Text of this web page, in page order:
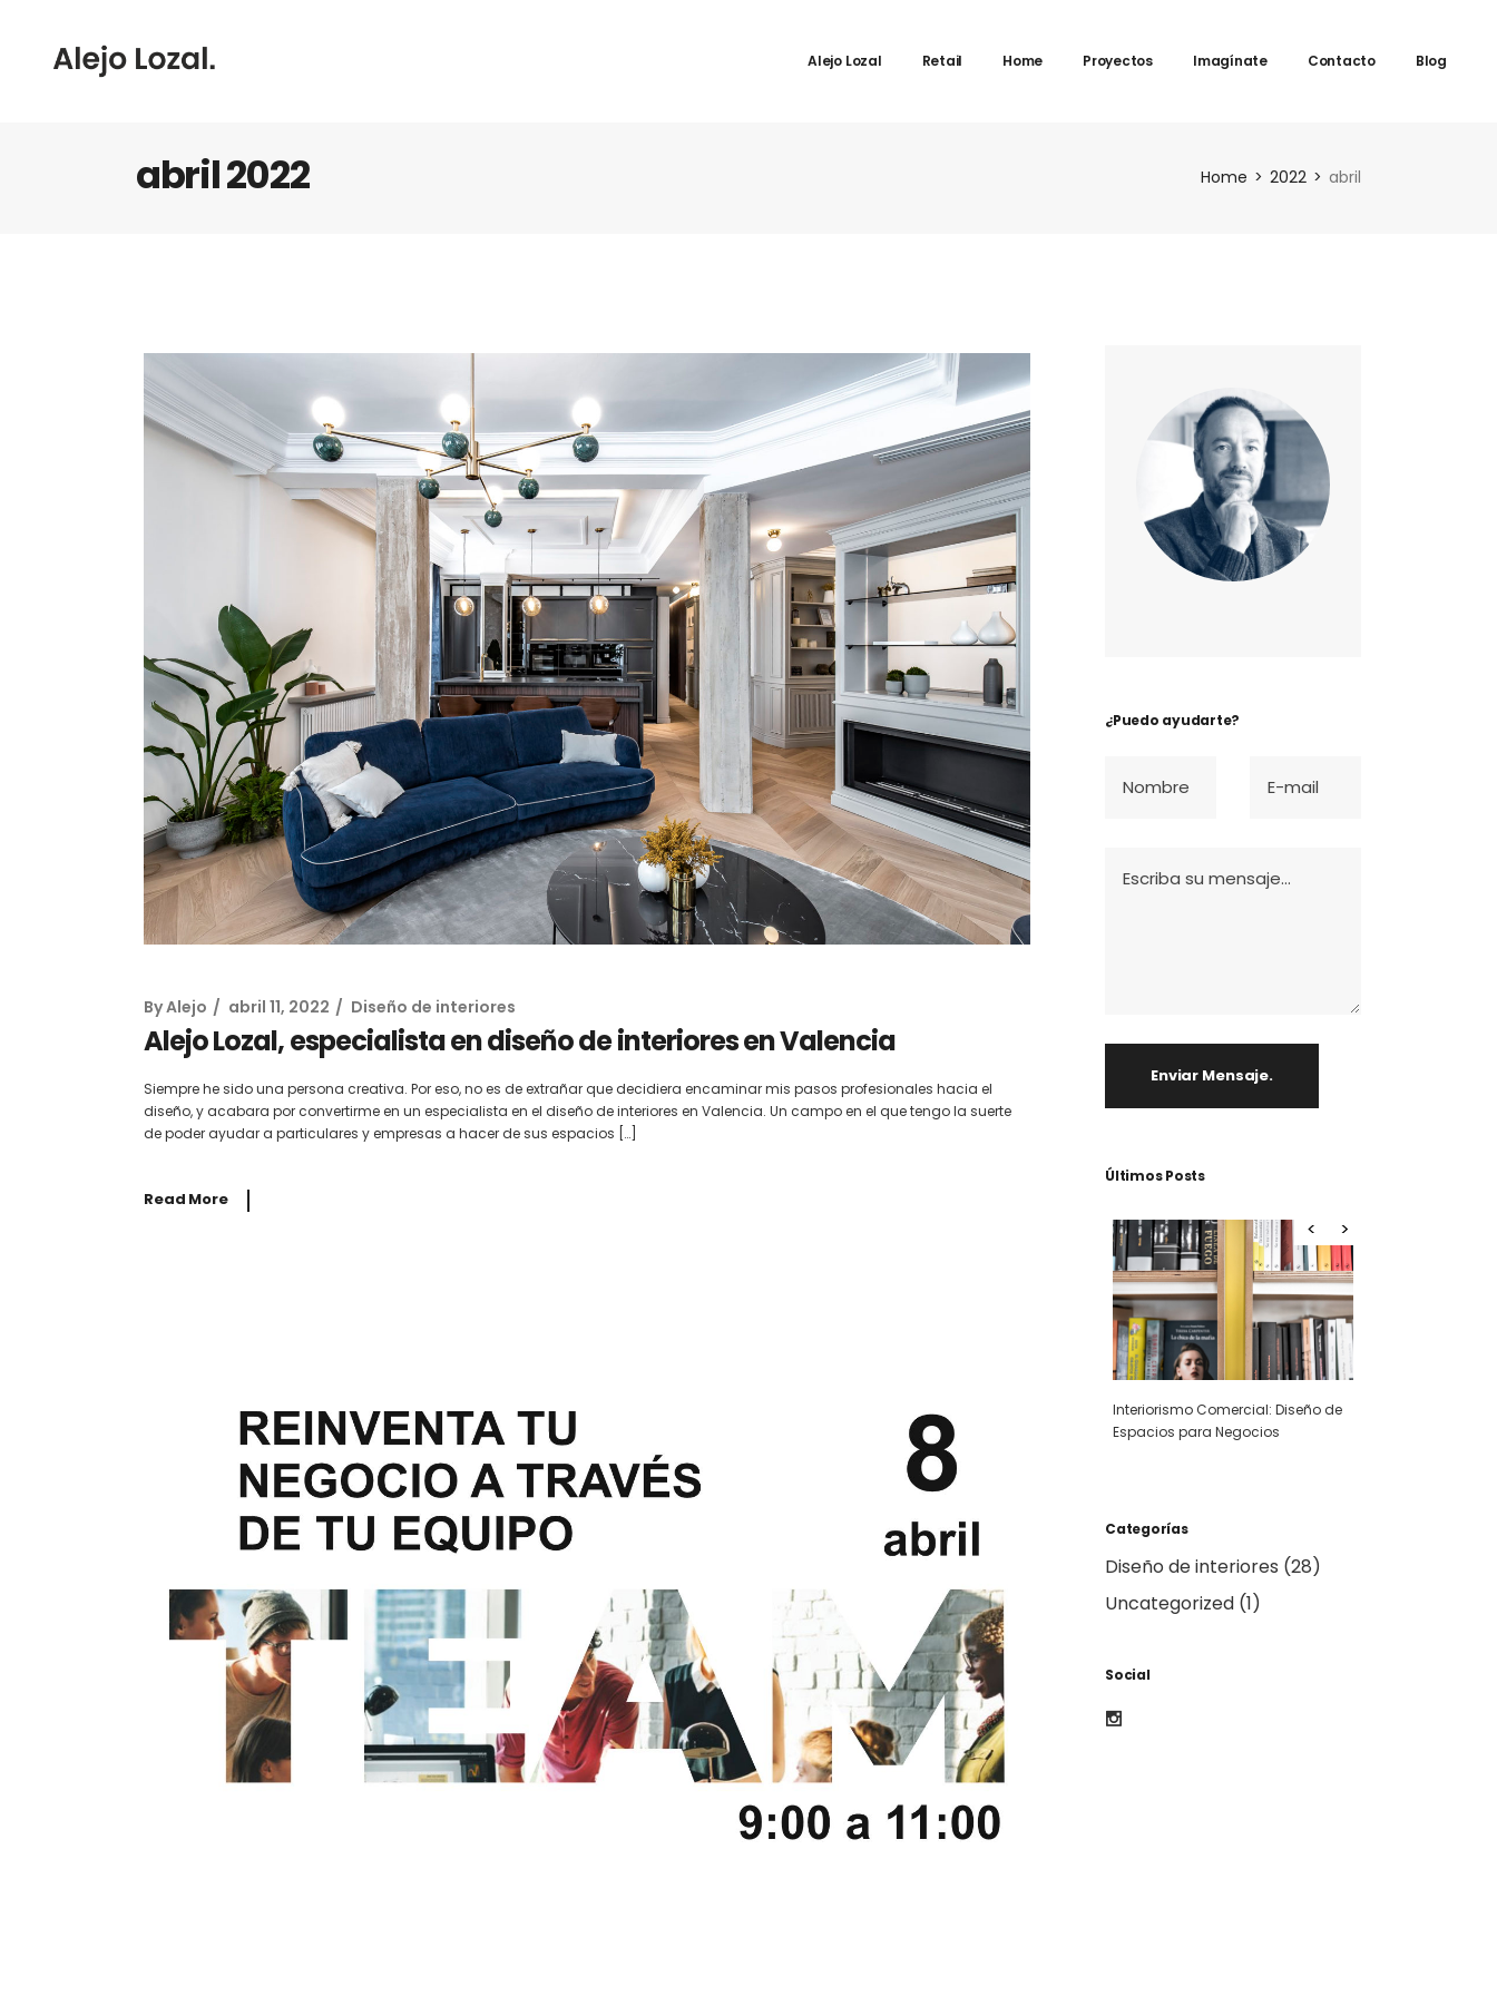
Alejo Lozal Retail Home Proyectos Imagínate Contacto Blog
abril 2022 Home 2022 abril
ByAlejo abril 11, 2022 Diseño de interiores
Alejo Lozal, especialista en diseño de interiores en Valencia
Siempre he sido una persona creativa. Por eso, no es de extrañar que decidiera encaminar mis pasos profesionales hacia el
diseño, y acabara por convertirme en un especialista en el diseño de interiores en Valencia. Un campo en el que tengo la suerte
de poder ayudar a particulares y empresas a hacer de sus espacios […]
Read More
¿Puedo ayudarte?
Enviar Mensaje.
Últimos Posts
Interiorismo Comercial: Diseñando
espacios para potenciar tu
Interiorismo Comercial: Diseño de
Espacios para Negocios
Interiorismo Comercial: Diseñando
espacios para potenciar tu
Categorías
Diseño de interiores (28)
Uncategorized (1)
Social